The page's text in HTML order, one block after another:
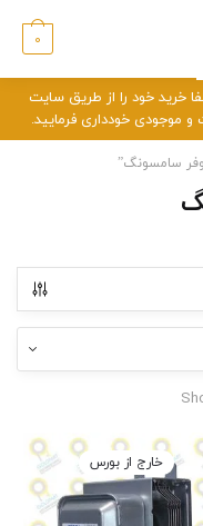
0
خرید خود را از طریق سایت
موجودی خودداری فرمایید.
سامسونگ”
خارج از بورس